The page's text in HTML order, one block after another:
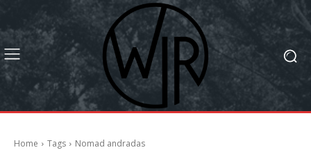
Home Tags Nomad andradas